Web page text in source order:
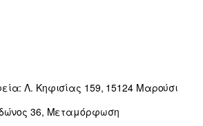
Λ. Κηφισίας 159, 15124 Μαρούσι
36, Μεταμόρφωση